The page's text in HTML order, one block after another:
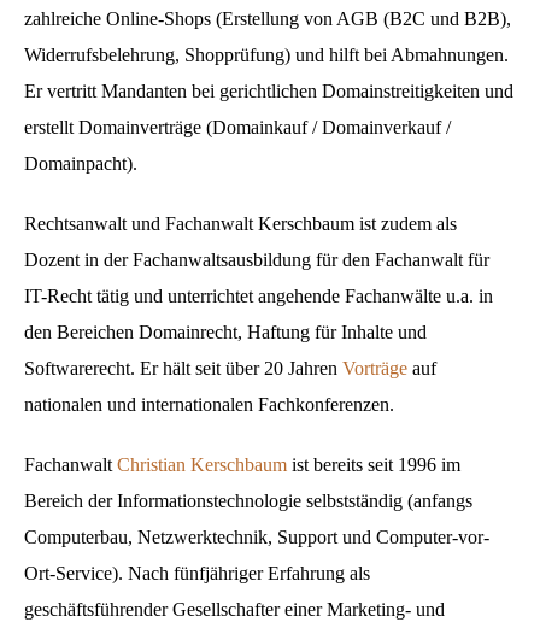
zahlreiche Online-Shops (Erstellung von AGB (B2C und B2B),
Widerrufsbelehrung, Shopprüfung) und hilft bei Abmahnungen.
Er vertritt Mandanten bei gerichtlichen Domainstreitigkeiten und
erstellt Domainverträge (Domainkauf / Domainverkauf /
Domainpacht).
Rechtsanwalt und Fachanwalt Kerschbaum ist zudem als
Dozent in der Fachanwaltsausbildung für den Fachanwalt für
IT-Recht tätig und unterrichtet angehende Fachanwälte u.a. in
den Bereichen Domainrecht, Haftung für Inhalte und
Softwarerecht. Er hält seit über 20 Jahren Vorträge auf
nationalen und internationalen Fachkonferenzen.
Fachanwalt Christian Kerschbaum ist bereits seit 1996 im
Bereich der Informationstechnologie selbstständig (anfangs
Computerbau, Netzwerktechnik, Support und Computer-vor-
Ort-Service). Nach fünfjähriger Erfahrung als
geschäftsführender Gesellschafter einer Marketing- und